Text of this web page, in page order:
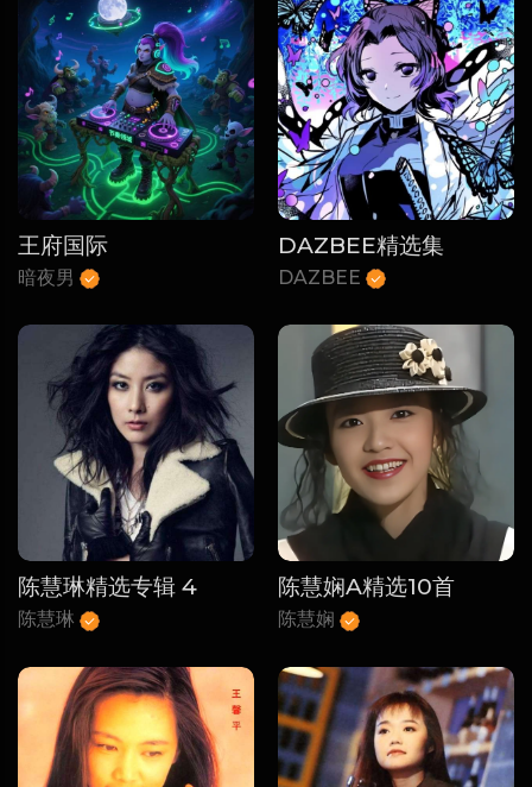
王府国际
暗夜男
DAZBEE精选集
DAZBEE
陈慧琳精选专辑 4
陈慧琳
陈慧娴A精选10首
陈慧娴